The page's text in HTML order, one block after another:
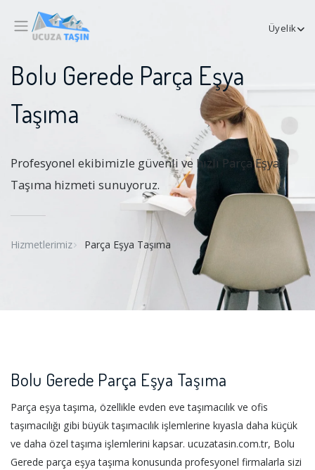
Üyelik
Bolu Gerede Parça Eşya
Taşıma
Profesyonel ekibimizle güvenli ve hızlı Parça Eşya
Taşıma hizmeti sunuyoruz.
Hizmetlerimiz Parça Eşya Taşıma
Bolu Gerede Parça Eşya Taşıma
Parça eşya taşıma, özellikle evden eve taşımacılık ve ofis
taşımacılığı gibi büyük taşımacılık işlemlerine kıyasla daha küçük
ve daha özel taşıma işlemlerini kapsar. ucuzatasin.com.tr, Bolu
Gerede parça eşya taşıma konusunda profesyonel firmalarla sizi